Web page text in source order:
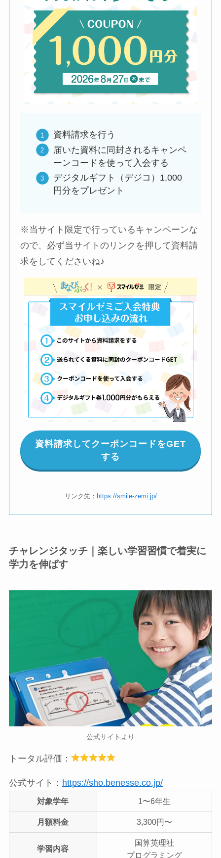
資料請求を行う
届いた資料に同封されるキャンペ
ーンコードを使って入会する
デジタルギフト（デジコ）1,000
円分をプレゼント
※当サイト限定で行っているキャンペーンな
ので、必ず当サイトのリンクを押して資料請
求をしてくださいね♪
資料請求してクーポンコードをGET
する
リンク先： https://smile-zemi.jp/
チャレンジタッチ｜楽しい学習習慣で着実に
学力を伸ばす
公式サイトより
トータル評価：
公式サイト： https://sho.benesse.co.jp/
対象学年 1〜6年生
月額料金 3,300円〜
学習内容
国算英理社
プログラミング